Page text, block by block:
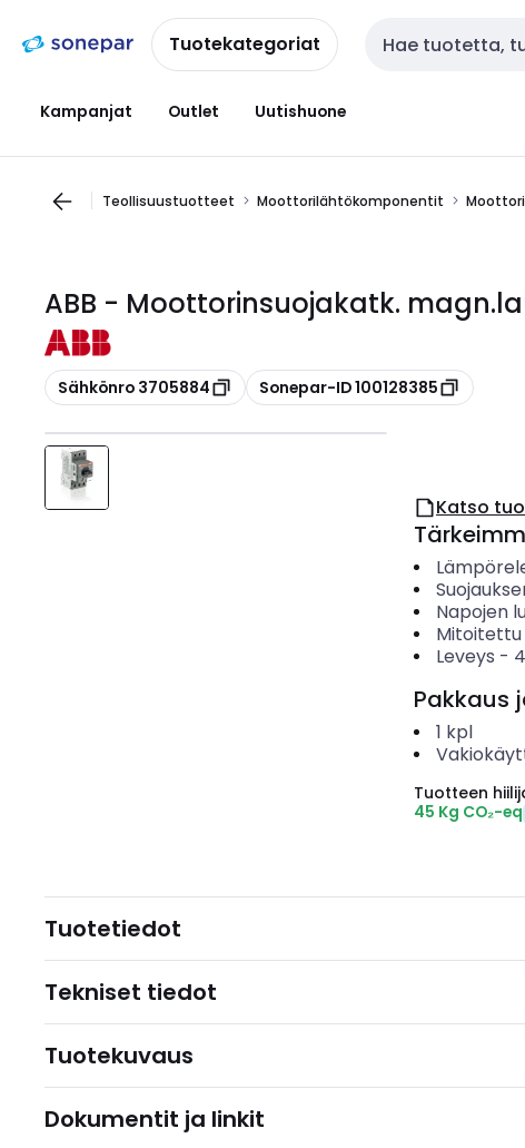
navigointiinsisältöönTuotekategoriat Haku
Kampanjat Outlet Uutishuone
Teollisuustuotteet Moottorilähtökomponentit
ABB - Moottorinsuojakatk.
Kopioi
Sähkönro 3705884 Kopioi
Sonepar-ID 100128385
Katso
Napojen
Mitoitettu
Leveys -
Pakkaus
1 kpl
Tuotteen
45 Kg CO₂-eq
Tuotetiedot
Tekniset tiedot
Tuotekuvaus
Dokumentit ja linkit